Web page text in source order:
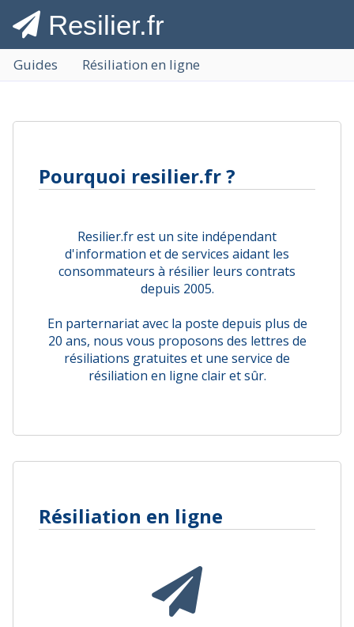
Resilier.fr
Guides Résiliation en ligne
Pourquoi resilier.fr ?
Resilier.fr est un site indépendant
d'information et de services aidant les
consommateurs à résilier leurs contrats
depuis 2005.
En parternariat avec la poste depuis plus de
20 ans, nous vous proposons des lettres de
résiliations gratuites et une service de
résiliation en ligne clair et sûr.
Résiliation en ligne